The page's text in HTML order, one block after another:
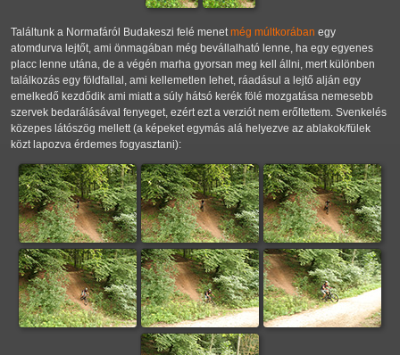
Találtunk a Normafáról Budakeszi felé menet még múltkorában egy
atomdurva lejtőt, ami önmagában még bevállalható lenne, ha egy egyenes
placc lenne utána, de a végén marha gyorsan meg kell állni, mert különben
találkozás egy földfallal, ami kellemetlen lehet, ráadásul a lejtő alján egy
emelkedő kezdődik ami miatt a súly hátsó kerék fölé mozgatása nemesebb
szervek bedarálásával fenyeget, ezért ezt a verziót nem erőltettem. Svenkelés
közepes látószög mellett (a képeket egymás alá helyezve az ablakok/fülek
közt lapozva érdemes fogyasztani):